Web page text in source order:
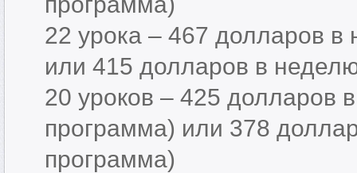
22 урока – 467 долларов
или 415 долларов в
20 уроков – 425 долларов
программа) или 378
программа)